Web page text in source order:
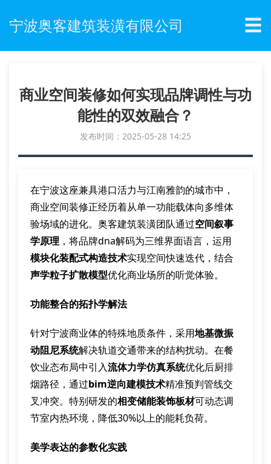
宁波奥客建筑装潢有限公司 ☰
商业空间装修如何实现品牌调性与功
能性的双效融合？
发布时间：2025-05-28 14:25
在宁波这座兼具港口活力与江南雅韵的城市中，
商业空间装修正经历着从单一功能载体向多维体
验场域的进化。奥客建筑装潢团队通过空间叙事
学原理 ，将品牌dna解码为三维界面语言，运用
模块化装配式构造技术实现空间快速迭代，结合
声学粒子扩散模型优化商业场所的听觉体验。
功能整合的拓扑学解法
针对宁波商业体的特殊地质条件，采用地基微振
动阻尼系统解决轨道交通带来的结构扰动。在餐
饮业态布局中引入流体力学仿真系统优化后厨排
烟路径，通过bim逆向建模技术精准预判管线交
叉冲突。特别研发的相变储能装饰板材可动态调
节室内热环境，降低30%以上的能耗负荷。
美学表达的参数化实践